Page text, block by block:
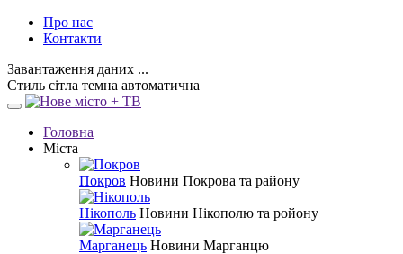
Про нас
Контакти
Завантаження даних ...
Стиль сітла темна автоматична
Головна
Міста
Покров Новини Покрова та району
Нікополь Новини Нікополю та ройону
Марганець Новини Марганцю